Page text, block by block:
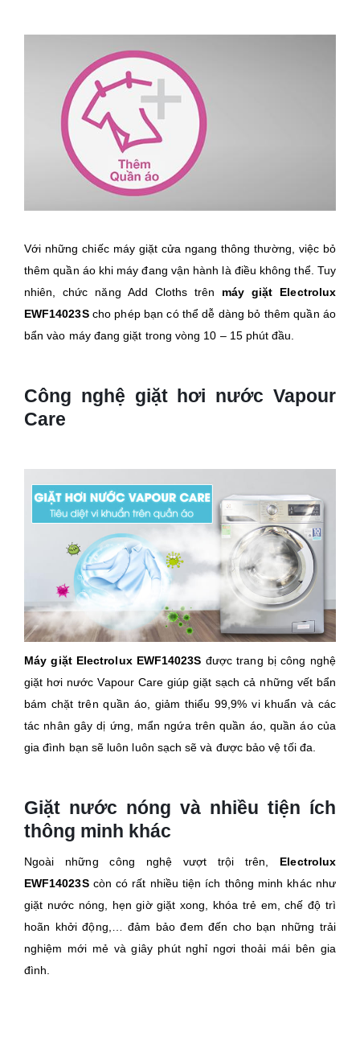
Với những chiếc máy giặt cửa ngang thông thường, việc bỏ
thêm quần áo khi máy đang vận hành là điều không thể. Tuy
nhiên, chức năng Add Cloths trên máy giặt Electrolux
EWF14023Scho phép bạn có thể dễ dàng bỏ thêm quần áo
bẩn vào máy đang giặt trong vòng 10 – 15 phút đầu.
Công nghệ giặt hơi nước Vapour
Care
Máy giặt Electrolux EWF14023S được trang bị công nghệ
giặt hơi nước Vapour Care giúp giặt sạch cả những vết bẩn
bám chặt trên quần áo, giảm thiểu 99,9% vi khuẩn và các
tác nhân gây dị ứng, mẩn ngứa trên quần áo, quần áo của
gia đình bạn sẽ luôn luôn sạch sẽ và được bảo vệ tối đa.
Giặt nước nóng và nhiều tiện ích
thông minh khác
Ngoài những công nghệ vượt trội trên, Electrolux
EWF14023Scòn có rất nhiều tiện ích thông minh khác như
giặt nước nóng, hẹn giờ giặt xong, khóa trẻ em, chế độ trì
hoãn khởi động,… đảm bảo đem đến cho bạn những trải
nghiệm mới mẻ và giây phút nghỉ ngơi thoải mái bên gia
đình.